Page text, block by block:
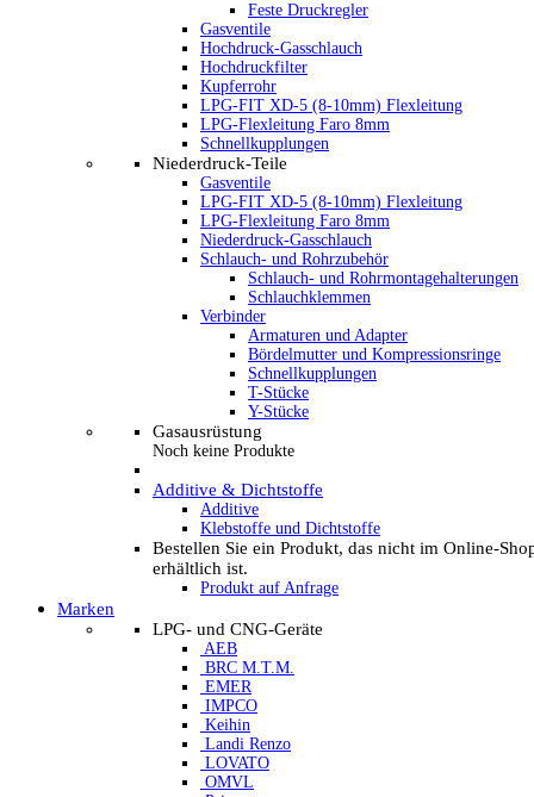
Feste Druckregler
Gasventile
Hochdruck-Gasschlauch
Hochdruckfilter
Kupferrohr
LPG-FIT XD-5 (8-10mm) Flexleitung
LPG-Flexleitung Faro 8mm
Schnellkupplungen
Niederdruck-Teile
Gasventile
LPG-FIT XD-5 (8-10mm) Flexleitung
LPG-Flexleitung Faro 8mm
Niederdruck-Gasschlauch
Schlauch- und Rohrzubehör
Schlauch- und Rohrmontagehalterungen
Schlauchklemmen
Verbinder
Armaturen und Adapter
Bördelmutter und Kompressionsringe
Schnellkupplungen
T-Stücke
Y-Stücke
Gasausrüstung
Noch keine Produkte
Additive & Dichtstoffe
Additive
Klebstoffe und Dichtstoffe
Bestellen Sie ein Produkt, das nicht im Online-
erhältlich ist.
Produkt auf Anfrage
Marken
LPG- und CNG-Geräte
AEB
BRC M.T.M.
EMER
IMPCO
Keihin
Landi Renzo
LOVATO
OMVL